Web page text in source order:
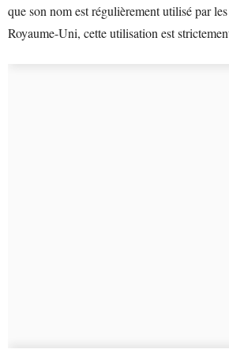
que son nom est régulièrement utilisé par
Royaume-Uni, cette utilisation est